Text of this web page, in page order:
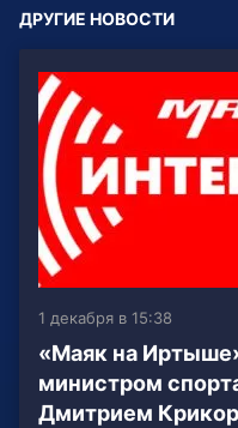
ДРУГИЕ НОВОСТИ
1 декабря в 15:38
«Маяк на
министром
Дмитрием